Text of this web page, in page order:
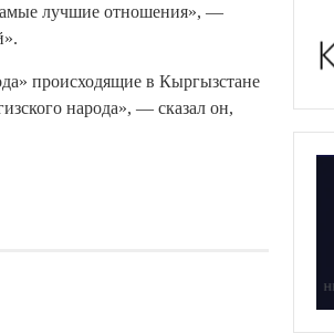
лучшие отношения», —
происходящие в Кыргызстане
народа», — сказал он,